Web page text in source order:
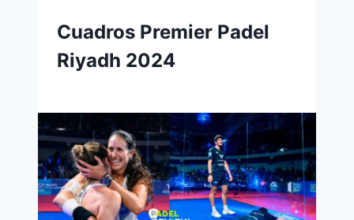
Cuadros Premier Padel
Riyadh 2024